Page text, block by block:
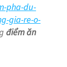
pha-du-
gia-re-o-
điểm ăn